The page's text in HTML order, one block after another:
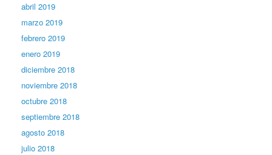
abril 2019
marzo 2019
febrero 2019
enero 2019
diciembre 2018
noviembre 2018
octubre 2018
septiembre 2018
agosto 2018
julio 2018